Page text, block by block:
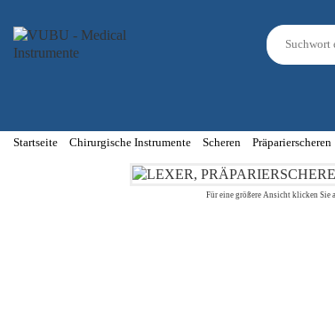
Startseite Chirurgische Instrumente Scheren Präparierscheren
Für eine größere Ansicht klicken Sie